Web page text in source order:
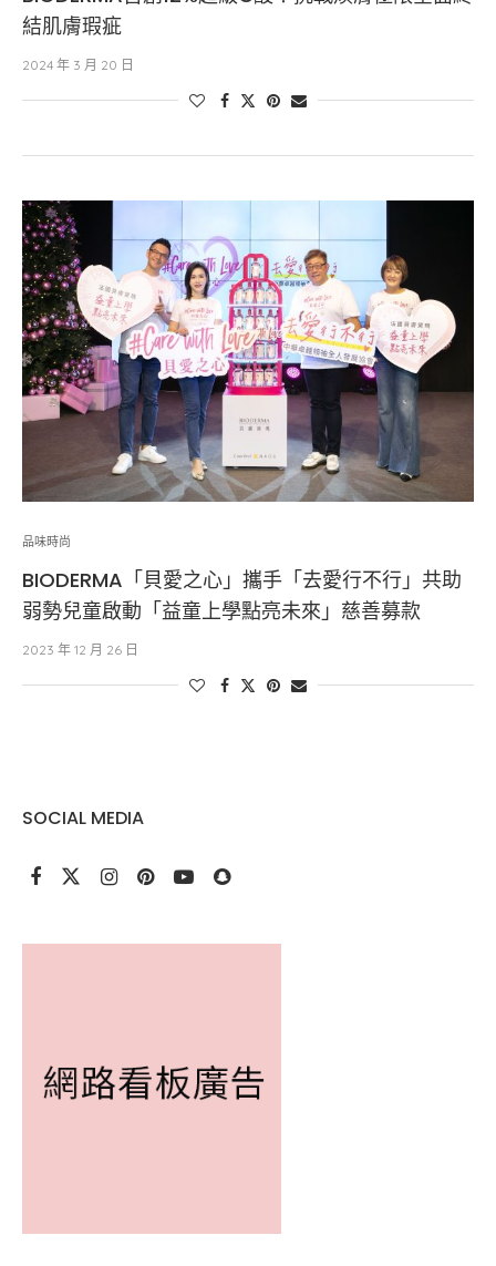
結肌膚瑕疵
2024 年 3 月 20 日
品味時尚
BIODERMA「貝愛之心」攜手「去愛行不行」共助
弱勢兒童啟動「益童上學點亮未來」慈善募款
2023 年 12 月 26 日
SOCIAL MEDIA